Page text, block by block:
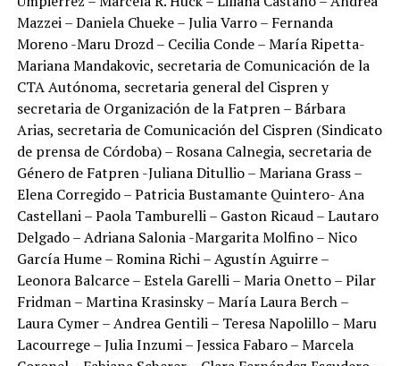
Mazzei – Daniela Chueke – Julia Varro – Fernanda
Moreno -Maru Drozd – Cecilia Conde – María Ripetta-
Mariana Mandakovic, secretaria de Comunicación de la
CTA Autónoma, secretaria general del Cispren y
secretaria de Organización de la Fatpren – Bárbara
Arias, secretaria de Comunicación del Cispren (Sindicato
de prensa de Córdoba) – Rosana Calnegia, secretaria de
Género de Fatpren -Juliana Ditullio – Mariana Grass –
Elena Corregido – Patricia Bustamante Quintero- Ana
Castellani – Paola Tamburelli – Gaston Ricaud – Lautaro
Delgado – Adriana Salonia -Margarita Molfino – Nico
García Hume – Romina Richi – Agustín Aguirre –
Leonora Balcarce – Estela Garelli – Maria Onetto – Pilar
Fridman – Martina Krasinsky – María Laura Berch –
Laura Cymer – Andrea Gentili – Teresa Napolillo – Maru
Lacourrege – Julia Inzumi – Jessica Fabaro – Marcela